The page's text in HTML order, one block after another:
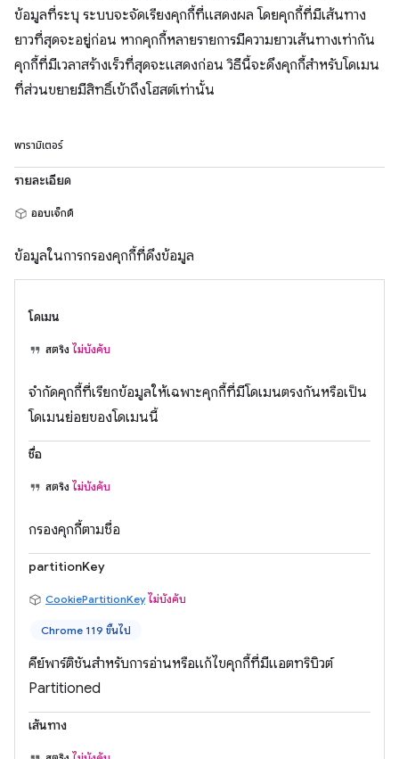
ข้อมูลที่ระบุ ระบบจะจัดเรียงคุกกี้ที่แสดงผล โดยคุกกี้ที่มีเส้นทาง
ยาวที่สุดจะอยู่ก่อน หากคุกกี้หลายรายการมีความยาวเส้นทางเท่ากัน
คุกกี้ที่มีเวลาสร้างเร็วที่สุดจะแสดงก่อน วิธีนี้จะดึงคุกกี้สำหรับโดเมน
ที่ส่วนขยายมีสิทธิ์เข้าถึงโฮสต์เท่านั้น
พารามิเตอร์
รายละเอียด
ออบเจ็กต์
ข้อมูลในการกรองคุกกี้ที่ดึงข้อมูล
โดเมน
สตริง ไม่บังคับ
จำกัดคุกกี้ที่เรียกข้อมูลให้เฉพาะคุกกี้ที่มีโดเมนตรงกันหรือเป็น
โดเมนย่อยของโดเมนนี้
ชื่อ
สตริง ไม่บังคับ
กรองคุกกี้ตามชื่อ
partitionKey
CookiePartitionKey ไม่บังคับ
Chrome 119 ขึ้นไป
คีย์พาร์ติชันสำหรับการอ่านหรือแก้ไขคุกกี้ที่มีแอตทริบิวต์
Partitioned
เส้นทาง